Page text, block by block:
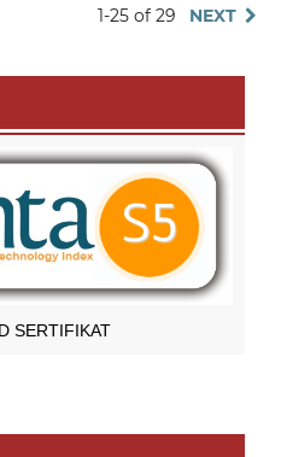
1-25 of 29 NEXT
SERTIFIKAT